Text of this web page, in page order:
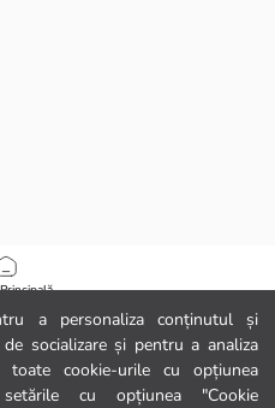
a personaliza conținutul și
socializare și pentru a analiza
cookie-urile cu opțiunea
cu opțiunea "Cookie
meu
a datelor